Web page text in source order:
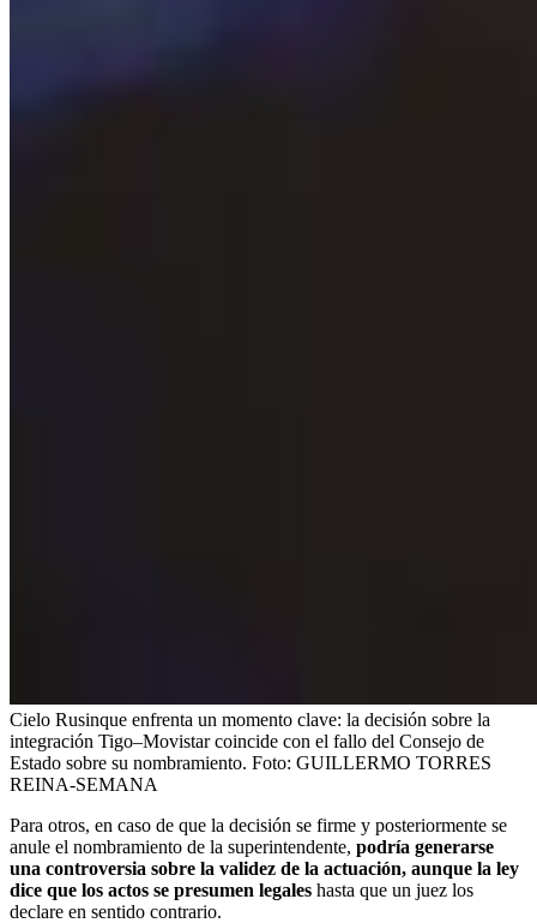
Cielo Rusinque enfrenta un momento clave: la decisión sobre la
integración Tigo–Movistar coincide con el fallo del Consejo de
Estado sobre su nombramiento. Foto: GUILLERMO TORRES
REINA-SEMANA
Para otros, en caso de que la decisión se firme y posteriormente se
anule el nombramiento de la superintendente, podría generarse
una controversia sobre la validez de la actuación, aunque la ley
dice que los actos se presumen legales hasta que un juez los
declare en sentido contrario.